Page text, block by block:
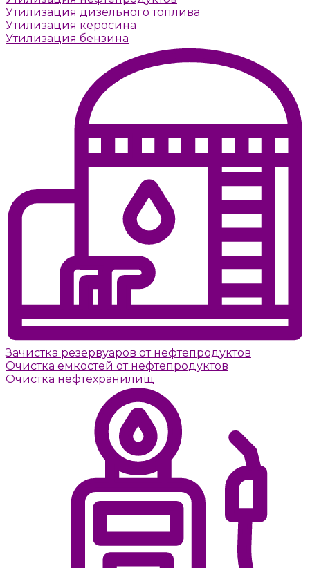
Утилизация дизельного топлива
Утилизация керосина
Утилизация бензина
Зачистка резервуаров от нефтепродуктов
Очистка емкостей от нефтепродуктов
Очистка нефтехранилищ